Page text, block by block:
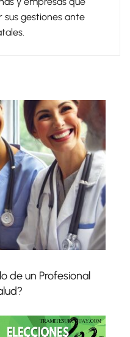
sus gestiones ante
de un Profesional